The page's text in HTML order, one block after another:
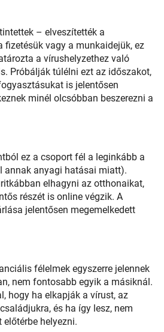
– elveszítették a
fizetésük vagy a munkaidejük, ez
a vírushelyzethez való
Próbálják túlélni ezt az időszakot,
is jelentősen
minél olcsóbban beszerezni a
ez a csoport fél a leginkább a
annak anyagi hatásai miatt).
elhagyni az otthonaikat,
részét is online végzik. A
jelentősen megemelkedett
félelmek egyszerre jelennek
nem fontosabb egyik a másiknál.
hogy ha elkapják a vírust, az
és ha így lesz, nem
helyezni.